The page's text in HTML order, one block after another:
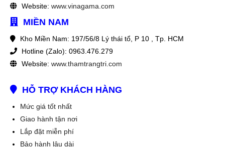
Website: www.vinagama.com
MIỀN NAM
Kho Miền Nam: 197/56/8 Lý thái tổ, P 10 , Tp. HCM
Hotline (Zalo): 0963.476.279
Website: www.thamtrangtri.com
HỖ TRỢ KHÁCH HÀNG
Mức giá tốt nhất
Giao hành tận nơi
Lắp đặt miễn phí
Bảo hành lâu dài